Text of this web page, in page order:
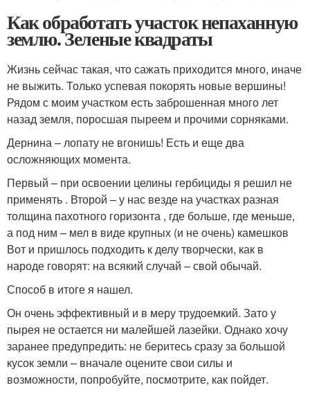
Как обработать участок непаханную
землю. Зеленые квадраты
Жизнь сейчас такая, что сажать приходится много, иначе
не выжить. Только успевая покорять новые вершины!
Рядом с моим участком есть заброшенная много лет
назад земля, поросшая пыреем и прочими сорняками.
Дернина – лопату не вгонишь! Есть и еще два
осложняющих момента.
Первый – при освоении целины гербициды я решил не
применять . Второй – у нас везде на участках разная
толщина пахотного горизонта , где больше, где меньше,
а под ним – мел в виде крупных (и не очень) камешков
Вот и пришлось подходить к делу творчески, как в
народе говорят: на всякий случай – свой обычай.
Способ в итоге я нашел.
Он очень эффективный и в меру трудоемкий. Зато у
пырея не остается ни малейшей лазейки. Однако хочу
заранее предупредить: не беритесь сразу за большой
кусок земли – вначале оцените свои силы и
возможности, попробуйте, посмотрите, как пойдет.